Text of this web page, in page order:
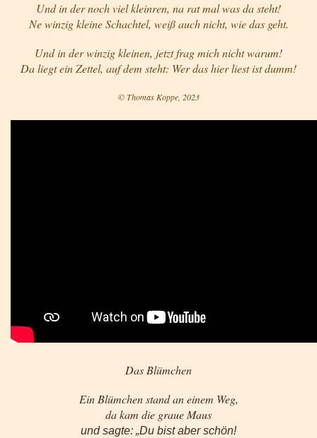
Und in der noch viel kleinren, na rat mal was da steht!
Ne winzig kleine Schachtel, weiß auch nicht, wie das geht.
Und in der winzig kleinen, jetzt frag mich nicht warum!
Da liegt ein Zettel, auf dem steht: Wer das hier liest ist dumm!
© Thomas Koppe, 2023
Das Blümchen
Ein Blümchen stand an einem Weg,
da kam die graue Maus
und sagte: „Du bist aber schön!